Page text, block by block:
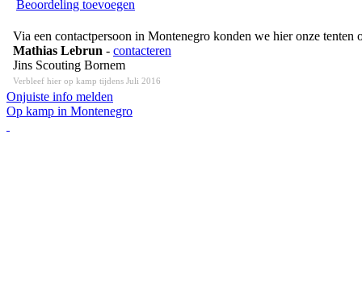
Beoordeling toevoegen
Via een contactpersoon in Montenegro konden we hier onze tenten
Mathias Lebrun - contacteren
Jins Scouting Bornem
Verbleef hier op kamp tijdens Juli 2016
Onjuiste info melden
Op kamp in Montenegro